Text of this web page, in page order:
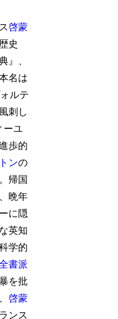
啓蒙
史
』、
名は
ルテ
刺し
ーユ
歩的
ンの
帰国
晩年
に隠
英知
学的
書派
を批
啓蒙
ンス